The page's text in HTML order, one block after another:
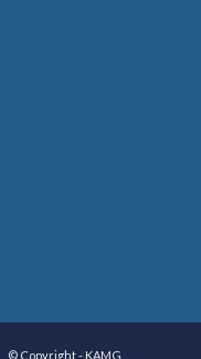
© Copyright - KAMG